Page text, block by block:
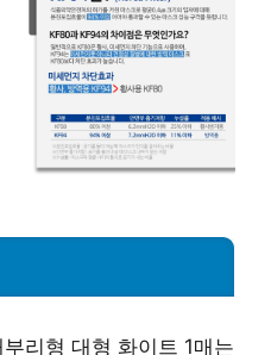
리형 대형 화이트 1매는